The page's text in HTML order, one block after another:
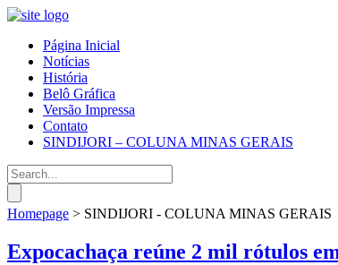
Página Inicial
Notícias
História
Belô Gráfica
Versão Impressa
Contato
SINDIJORI – COLUNA MINAS GERAIS
Homepage > SINDIJORI - COLUNA MINAS GERAIS
Expocachaça reúne 2 mil rótulos